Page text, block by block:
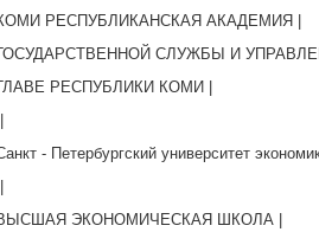
РЕСПУБЛИКАНСКАЯ АКАДЕМИЯ |
СЛУЖБЫ И
РЕСПУБЛИКИ КОМИ |
- Петербургский университет
ЭКОНОМИЧЕСКАЯ ШКОЛА |